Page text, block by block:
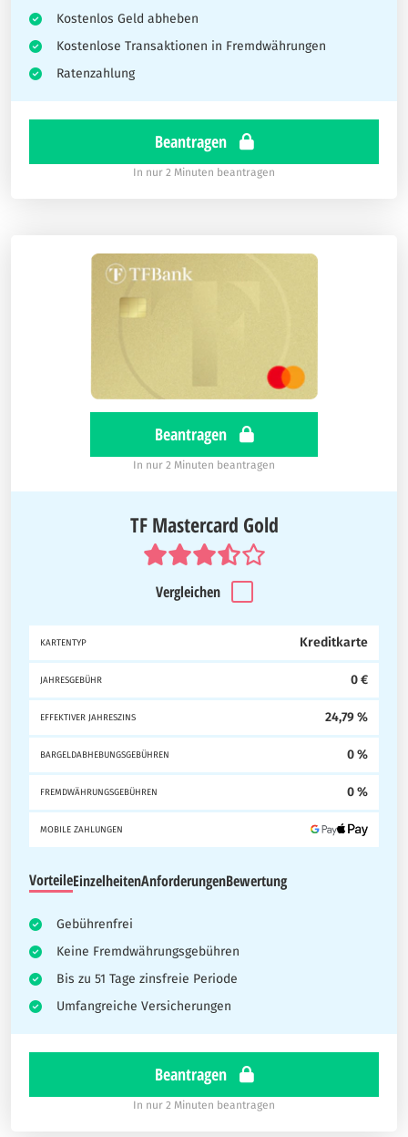
Kostenlos Geld abheben
Kostenlose Transaktionen in Fremdwährungen
Ratenzahlung
Beantragen
In nur 2 Minuten beantragen
Beantragen
In nur 2 Minuten beantragen
TF Mastercard Gold
Vergleichen
KARTENTYP Kreditkarte
JAHRESGEBÜHR 0 €
EFFEKTIVER JAHRESZINS 24,79 %
BARGELDABHEBUNGSGEBÜHREN 0 %
FREMDWÄHRUNGSGEBÜHREN 0 %
MOBILE ZAHLUNGEN
VorteileEinzelheitenAnforderungenBewertung
Gebührenfrei
Keine Fremdwährungsgebühren
Bis zu 51 Tage zinsfreie Periode
Umfangreiche Versicherungen
Beantragen
In nur 2 Minuten beantragen